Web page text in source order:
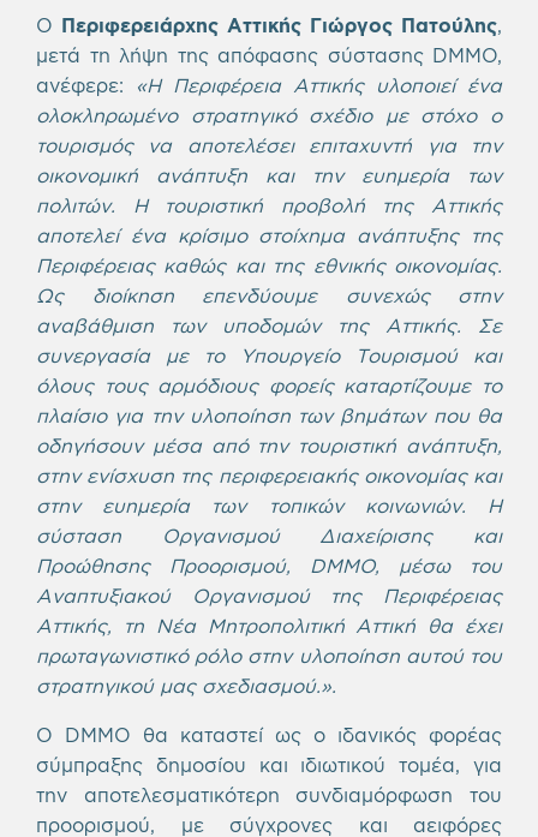
Ο Περιφερειάρχης Αττικής Γιώργος Πατούλης,
μετά τη λήψη της απόφασης σύστασης DMMO,
ανέφερε:
«Η Περιφέρεια Αττικής υλοποιεί ένα
ολοκληρωμένο στρατηγικό σχέδιο με στόχο ο
τουρισμός να αποτελέσει επιταχυντή για την
οικονομική ανάπτυξη και την ευημερία των
πολιτών. Η τουριστική προβολή της Αττικής
αποτελεί ένα κρίσιμο στοίχημα ανάπτυξης της
Περιφέρειας καθώς και της εθνικής οικονομίας.
Ως διοίκηση επενδύουμε συνεχώς στην
αναβάθμιση των υποδομών της Αττικής. Σε
συνεργασία με το Υπουργείο Τουρισμού και
όλους τους αρμόδιους φορείς καταρτίζουμε το
πλαίσιο για την υλοποίηση των βημάτων που θα
οδηγήσουν μέσα από την τουριστική ανάπτυξη,
στην ενίσχυση της περιφερειακής οικονομίας και
στην ευημερία των τοπικών κοινωνιών. Η
σύσταση Οργανισμού Διαχείρισης και
Προώθησης Προορισμού, DΜMO, μέσω του
Αναπτυξιακού Οργανισμού της Περιφέρειας
Αττικής, τη Νέα Μητροπολιτική Αττική θα έχει
πρωταγωνιστικό ρόλο στην υλοποίηση αυτού του
στρατηγικού μας σχεδιασμού.».
Ο DMMO θα καταστεί ως ο ιδανικός φορέας
σύμπραξης δημοσίου και ιδιωτικού τομέα, για
την αποτελεσματικότερη συνδιαμόρφωση του
προορισμού, με σύγχρονες και αειφόρες